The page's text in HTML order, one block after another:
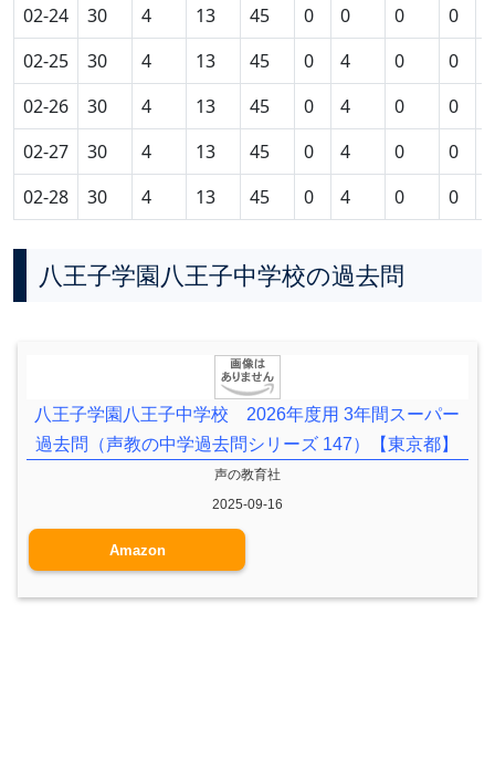
02-24
30 4 13 45 0 0 0 0
02-25
30 4 13 45 0 4 0 0
02-26
30 4 13 45 0 4 0 0
02-27
30 4 13 45 0 4 0 0
02-28
30 4 13 45 0 4 0 0
八王子学園八王子中学校の過去問
八王子学園八王子中学校 2026年度用 3年間スーパー
過去問（声教の中学過去問シリーズ 147）【東京都】
声の教育社
2025-09-16
Amazon